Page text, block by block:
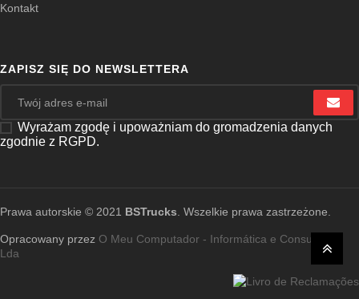
Kontakt
ZAPISZ SIĘ DO NEWSLETTERA
Wyrażam zgodę i upoważniam do gromadzenia danych
zgodnie z RGPD.
Prawa autorskie © 2021 BSTrucks . Wszelkie prawa zastrzeżone.
Opracowany przez O Meu Computador - Informática e Consultoria,
Lda